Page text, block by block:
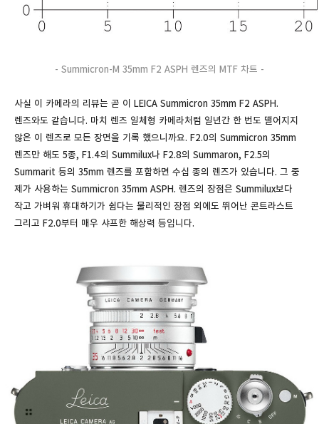
- Summicron-M 35mm F2 ASPH 렌즈의 MTF 차트 -
사실 이 카메라의 리뷰는 곧 이 LEICA Summicron 35mm F2 ASPH.
렌즈와도 같습니다. 마치 렌즈 일체형 카메라처럼 일년간 한 번도 떨어지지
않은 이 렌즈로 모든 장면을 기록 했으니까요. F2.0의 Summicron 35mm
렌즈만 해도 5종, F1.4의 Summilux나 F2.8의 Summaron, F2.5의
Summarit 등의 35mm 렌즈를 포함하면 수십 종의 렌즈가 있습니다. 그 중
제가 사용하는 Summicron 35mm ASPH. 렌즈의 장점은 Summilux보다
작고 가벼워 휴대하기가 쉽다는 물리적인 장점 외에도 뛰어난 콘트라스트
그리고 F2.0부터 매우 샤프한 해상력 등입니다.